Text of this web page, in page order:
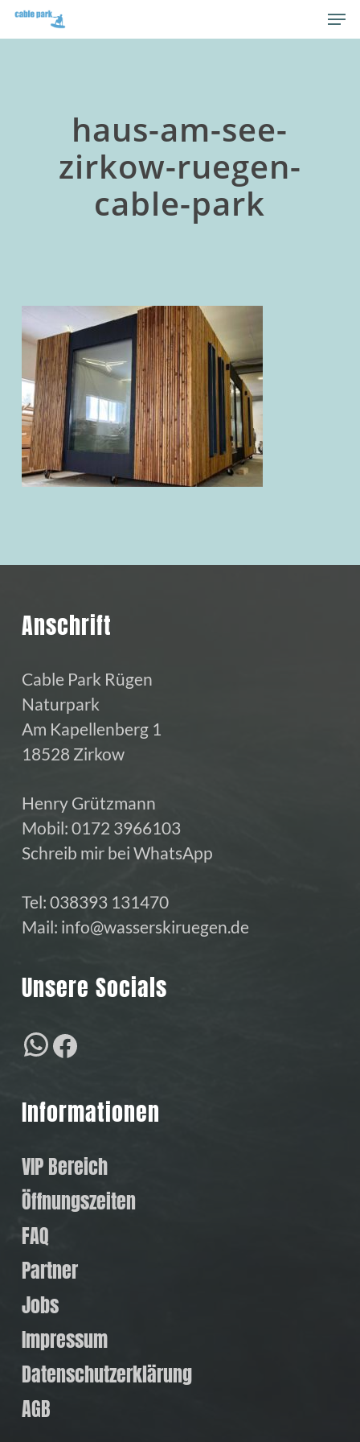
Skip
to
haus-am-see-
zirkow-ruegen-
cable-park
Anschrift
Cable Park Rügen
Naturpark
Am Kapellenberg 1
18528 Zirkow
Henry Grützmann
Mobil: 0172 3966103
Schreib mir bei WhatsApp
Tel: 038393 131470
Mail: info@wasserskiruegen.de
Unsere Socials
WhatsApp
Informationen
VIP Bereich
Öffnungszeiten
FAQ
Partner
Jobs
Impressum
Datenschutzerklärung
AGB